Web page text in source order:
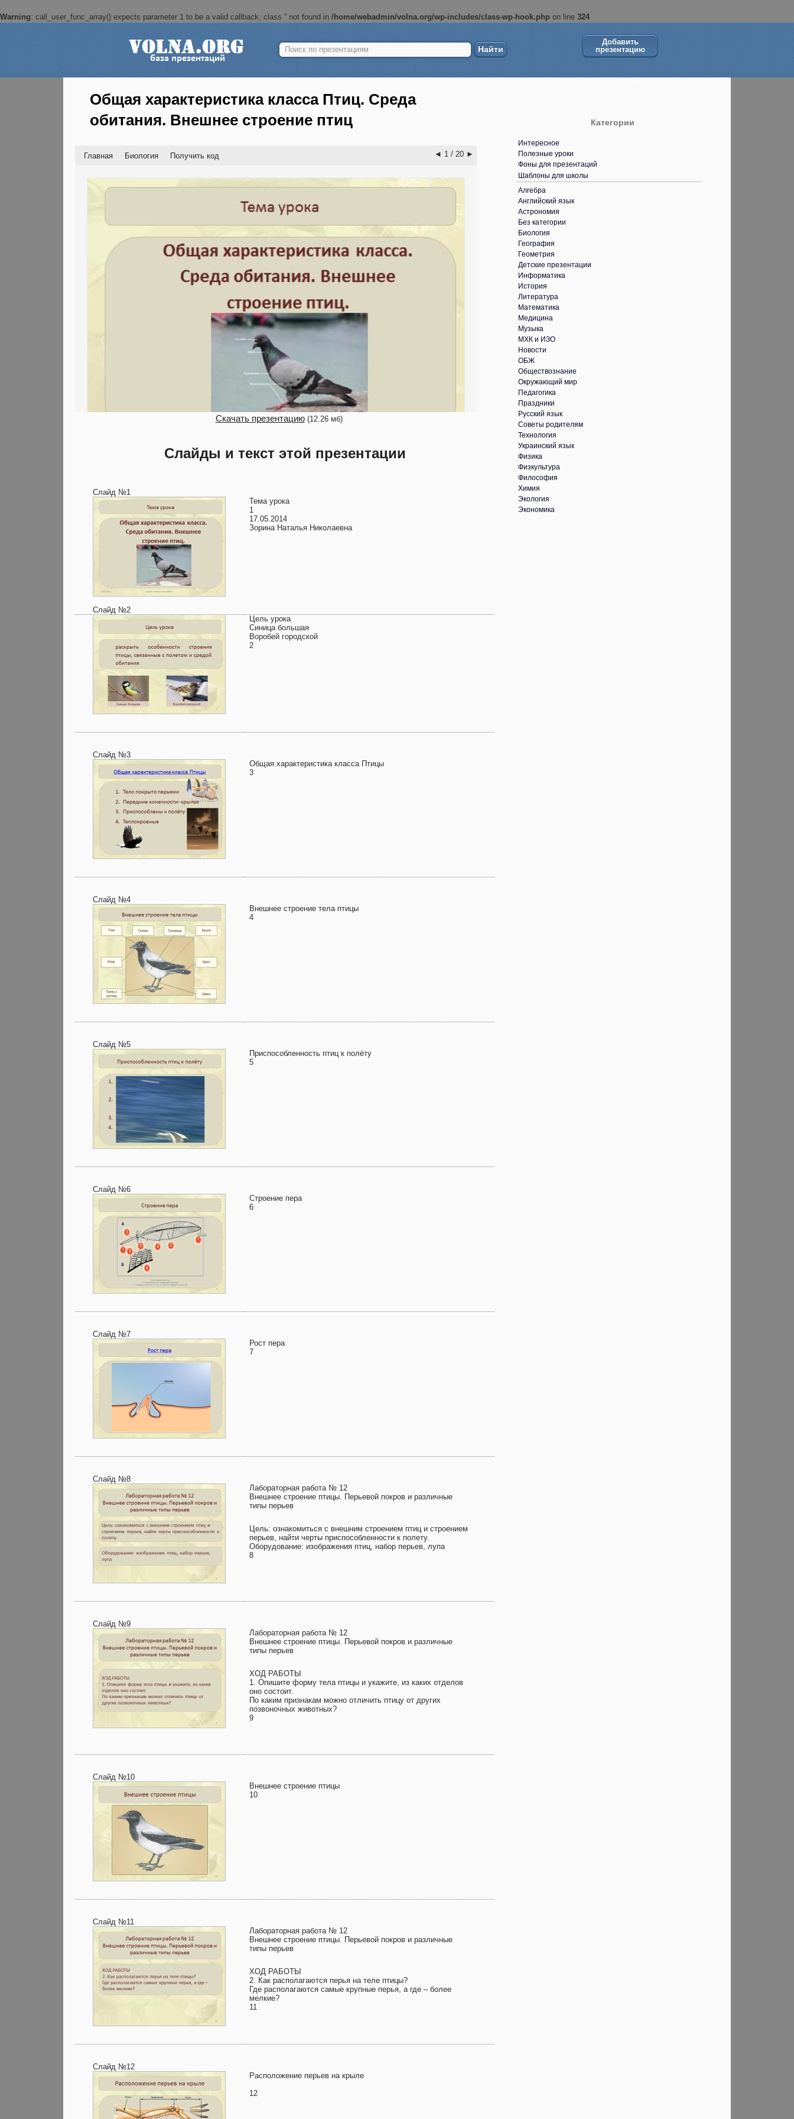
Warning: call_user_func_array() expects parameter 1 to be a valid callback, class '' not found in /home/webadmin/volna.org/wp-includes/class-wp-hook.php on line 324
Найти:
Добавить
презентацию
Общая характеристика класса Птиц. Среда
обитания. Внешнее строение птиц
Главная Биология Получить код ◄ 1 / 20 ►
Скачать презентацию(12.26 мб)
Слайды и текст этой презентации
Слайд №1
Тема урока
1
17.05.2014
Зорина Наталья Николаевна
Слайд №2
Цель урока
Синица большая
Воробей городской
2
Слайд №3
Общая характеристика класса Птицы
3
Слайд №4
Внешнее строение тела птицы
4
Слайд №5
Приспособленность птиц к полёту
5
Слайд №6
Строение пера
6
Слайд №7
Рост пера
7
Слайд №8
Лабораторная работа № 12
Внешнее строение птицы. Перьевой покров и различные
типы перьев
Цель: ознакомиться с внешним строением птиц и строением
перьев, найти черты приспособленности к полету.
Оборудование: изображения птиц, набор перьев, лупа
8
Слайд №9
Лабораторная работа № 12
Внешнее строение птицы. Перьевой покров и различные
типы перьев
ХОД РАБОТЫ
1. Опишите форму тела птицы и укажите, из каких отделов
оно состоит.
По каким признакам можно отличить птицу от других
позвоночных животных?
9
Слайд №10
Внешнее строение птицы
10
Слайд №11
Лабораторная работа № 12
Внешнее строение птицы. Перьевой покров и различные
типы перьев
ХОД РАБОТЫ
2. Как располагаются перья на теле птицы?
Где располагаются самые крупные перья, а где – более
мелкие?
11
Слайд №12
Расположение перьев на крыле
12
Категории
Интересное
Полезные уроки
Фоны для презентаций
Шаблоны для школы
Алгебра
Английский язык
Астрономия
Без категории
Биология
География
Геометрия
Детские презентации
Информатика
История
Литература
Математика
Медицина
Музыка
МХК и ИЗО
Новости
ОБЖ
Обществознание
Окружающий мир
Педагогика
Праздники
Русский язык
Советы родителям
Технология
Украинский язык
Физика
Физкультура
Философия
Химия
Экология
Экономика